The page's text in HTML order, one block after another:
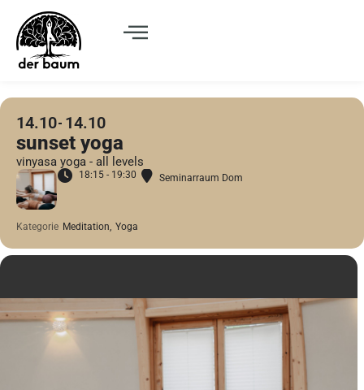
14.10 14.10
sunset yoga
vinyasa yoga - all levels
18:15 - 19:30 Seminarraum Dom
Kategorie Meditation, Yoga